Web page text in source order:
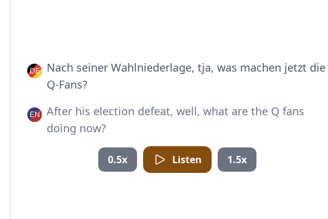
Nach seiner Wahlniederlage, tja, was machen jetzt die
Q-Fans?
After his election defeat, well, what are the Q fans
doing now?
0.5x Listen 1.5x